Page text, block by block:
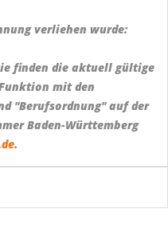
verliehen wurde:
finden die aktuell gültige
mit den
"Berufsordnung" auf der
Baden-Württemberg
.